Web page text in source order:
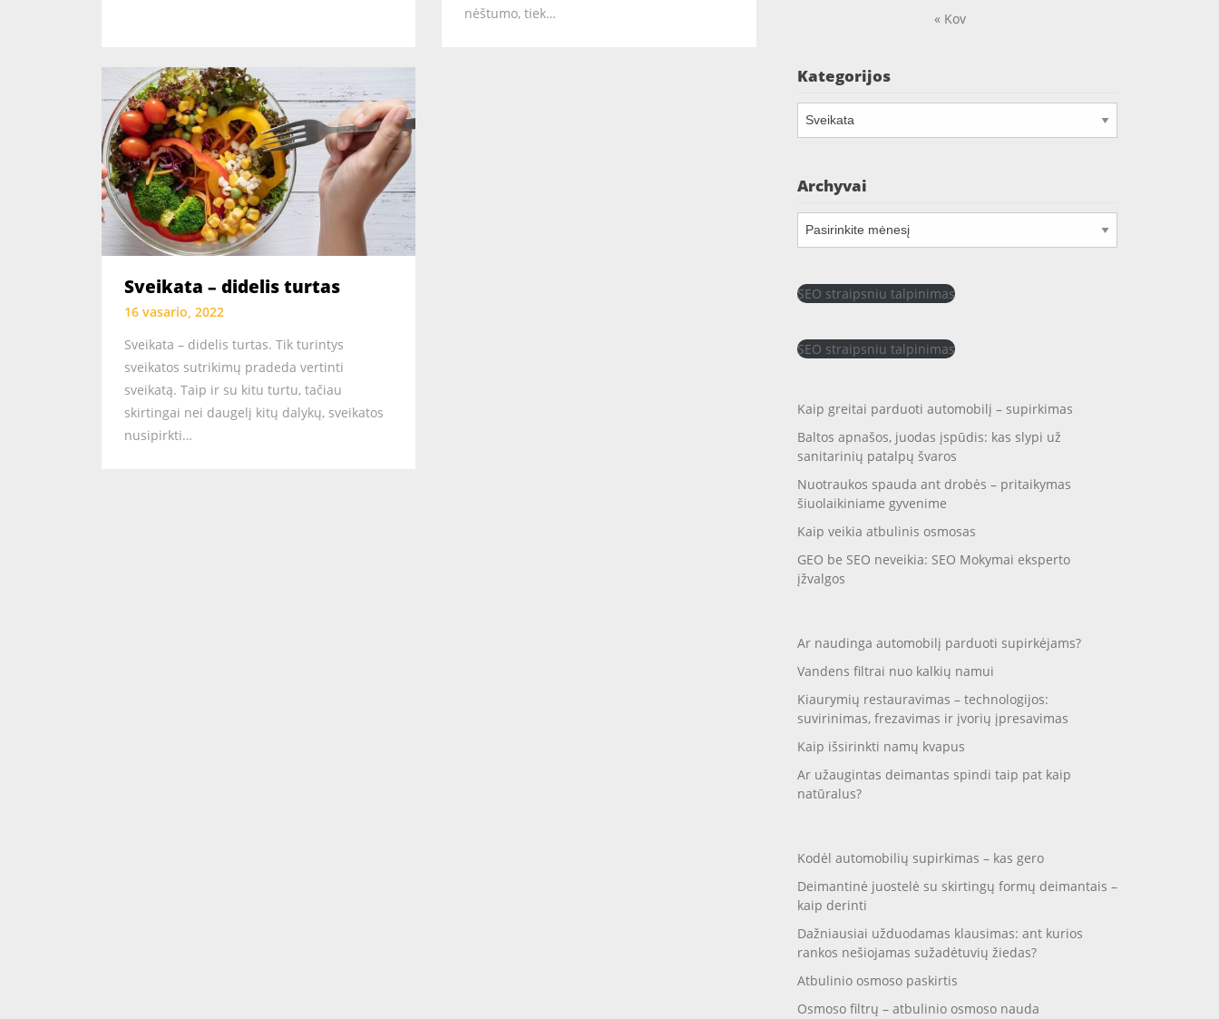
nėštumo, tiek…
Sveikata – didelis turtas
16 vasario, 2022
Sveikata – didelis turtas. Tik turintys
sveikatos sutrikimų pradeda vertinti
sveikatą. Taip ir su kitu turtu, tačiau
skirtingai nei daugelį kitų dalykų, sveikatos
nusipirkti…
« Kov
Kategorijos
Kategorijos
Archyvai
Archyvai
SEO straipsniu talpinimas
SEO straipsniu talpinimas
Kaip greitai parduoti automobilį – supirkimas
Baltos apnašos, juodas įspūdis: kas slypi už
sanitarinių patalpų švaros
Nuotraukos spauda ant drobės – pritaikymas
šiuolaikiniame gyvenime
Kaip veikia atbulinis osmosas
GEO be SEO neveikia: SEO Mokymai eksperto
įžvalgos
Ar naudinga automobilį parduoti supirkėjams?
Vandens filtrai nuo kalkių namui
Kiaurymių restauravimas – technologijos:
suvirinimas, frezavimas ir įvorių įpresavimas
Kaip išsirinkti namų kvapus
Ar užaugintas deimantas spindi taip pat kaip
natūralus?
Kodėl automobilių supirkimas – kas gero
Deimantinė juostelė su skirtingų formų deimantais –
kaip derinti
Dažniausiai užduodamas klausimas: ant kurios
rankos nešiojamas sužadėtuvių žiedas?
Atbulinio osmoso paskirtis
Osmoso filtrų – atbulinio osmoso nauda